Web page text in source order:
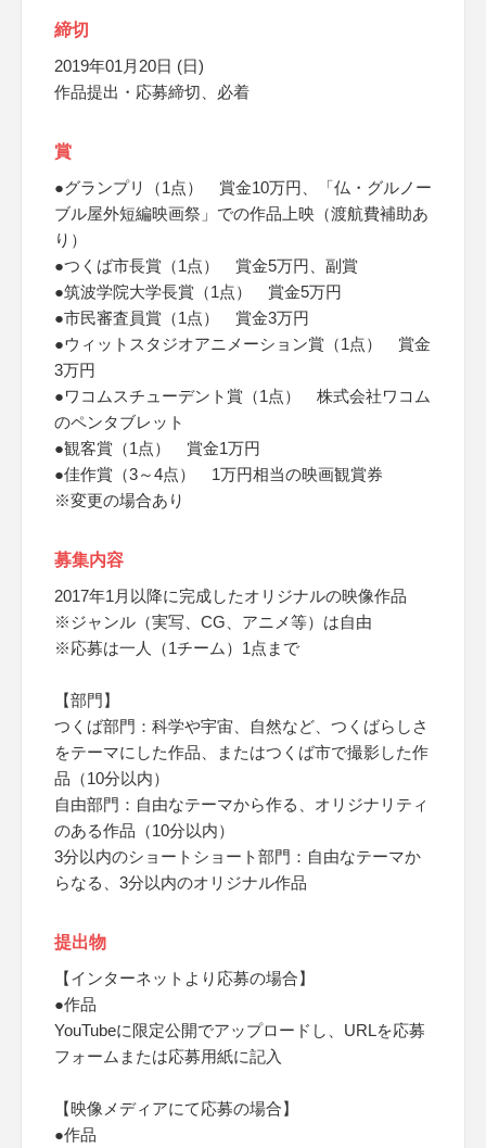
締切
2019年01月20日 (日)
作品提出・応募締切、必着
賞
●グランプリ（1点） 賞金10万円、「仏・グルノー
ブル屋外短編映画祭」での作品上映（渡航費補助あ
り）
●つくば市長賞（1点） 賞金5万円、副賞
●筑波学院大学長賞（1点） 賞金5万円
●市民審査員賞（1点） 賞金3万円
●ウィットスタジオアニメーション賞（1点） 賞金
3万円
●ワコムスチューデント賞（1点） 株式会社ワコム
のペンタブレット
●観客賞（1点） 賞金1万円
●佳作賞（3～4点） 1万円相当の映画観賞券
※変更の場合あり
募集内容
2017年1月以降に完成したオリジナルの映像作品
※ジャンル（実写、CG、アニメ等）は自由
※応募は一人（1チーム）1点まで
【部門】
つくば部門：科学や宇宙、自然など、つくばらしさ
をテーマにした作品、またはつくば市で撮影した作
品（10分以内）
自由部門：自由なテーマから作る、オリジナリティ
のある作品（10分以内）
3分以内のショートショート部門：自由なテーマか
らなる、3分以内のオリジナル作品
提出物
【インターネットより応募の場合】
●作品
YouTubeに限定公開でアップロードし、URLを応募
フォームまたは応募用紙に記入
【映像メディアにて応募の場合】
●作品